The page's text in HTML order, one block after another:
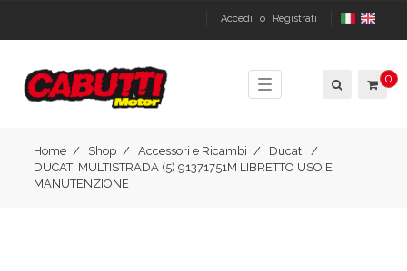
Accedi o Registrati
Toggle
navigation
0
Home Shop Accessori e Ricambi
Ducati
DUCATI MULTISTRADA (5) 91371751M LIBRETTO USO E
MANUTENZIONE